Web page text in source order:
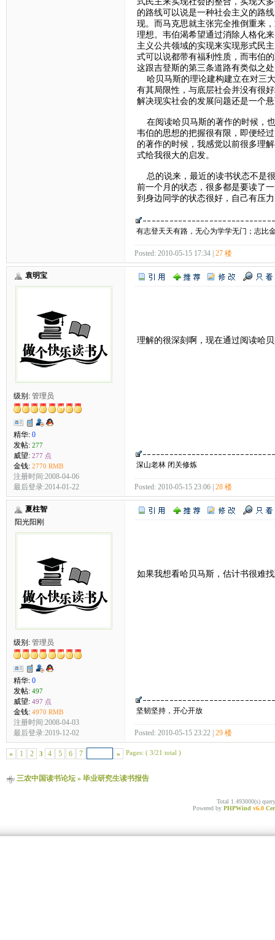
的路线可以说是一种社会主义的路
现。而马克思就主张完全推倒重来
理想。韦伯渴希望通过消除人格化
主义公共领域的实现来实现形式民
式可以说都带有福利性质，而韦伯
这跟吉登斯的第三条道路有类似之
哈贝马斯的理论建构建立在对三
有其局限性，与底层社会并没有很
解决现实社会的发展问题还是一个
在阅读哈贝马斯的著作的时候，
韦伯的思想的把握很有限，即便经
的著作的时候，我感觉以前很多理
式给我很大的启发。
总的说来，最近的读书状态不是
前一个月的状态，很多都是要读了
到身边同学的状态很好，自己有压
有志登天天有路，无心为学学无门；志比
Posted: 2010-05-15 17:34 | 27 楼
袁明宝
级别: 管理员
精华: 0
发帖: 277
威望: 277 点
金钱: 2770 RMB
注册时间:2008-04-06
最后登录:2014-01-22
理解的很深刻啊，现在通过阅读哈
深山老林 闭关修炼
Posted: 2010-05-15 23:06 | 28 楼
夏柱智
阳光阳刚
级别: 管理员
精华: 0
发帖: 497
威望: 497 点
金钱: 4970 RMB
注册时间:2008-04-03
最后登录:2019-12-02
如果我想看哈贝马斯，估计书很难
坚韧坚持，开心开放
Posted: 2010-05-15 23:22 | 29 楼
« 1 2 3 4 5 6 7 » Pages: ( 3/21 total )
三农中国读书论坛» 毕业研究生读书报告
Total 1.493000(s)
Powered by PHPWind v6.0